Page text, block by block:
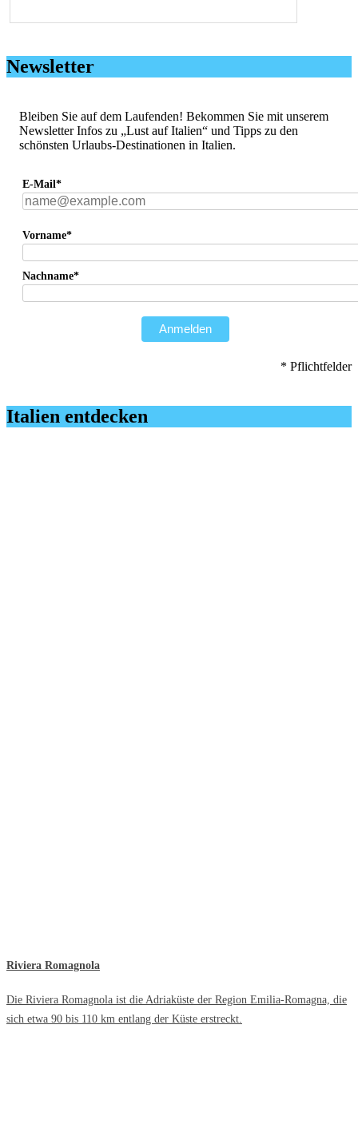
Newsletter
Bleiben Sie auf dem Laufenden! Bekommen Sie mit unserem
Newsletter Infos zu „Lust auf Italien“ und Tipps zu den
schönsten Urlaubs-Destinationen in Italien.
E-Mail*
Vorname*
Nachname*
Anmelden
* Pflichtfelder
Italien entdecken
Riviera Romagnola
Die Riviera Romagnola ist die Adriaküste der Region Emilia-Romagna, die
sich etwa 90 bis 110 km entlang der Küste erstreckt.